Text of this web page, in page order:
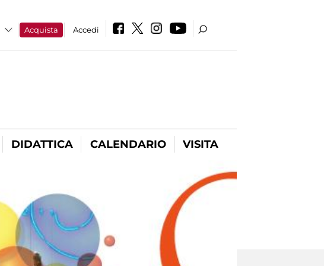
Acquista Accedi
DIDATTICA CALENDARIO VISITA